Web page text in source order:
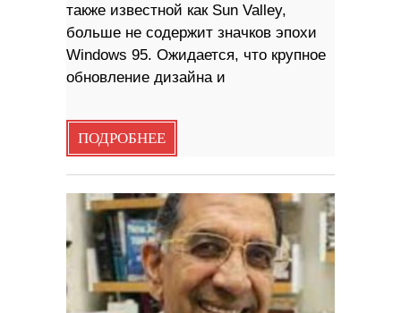
также известной как Sun Valley,
больше не содержит значков эпохи
Windows 95. Ожидается, что крупное
обновление дизайна и
ПОДРОБНЕЕ